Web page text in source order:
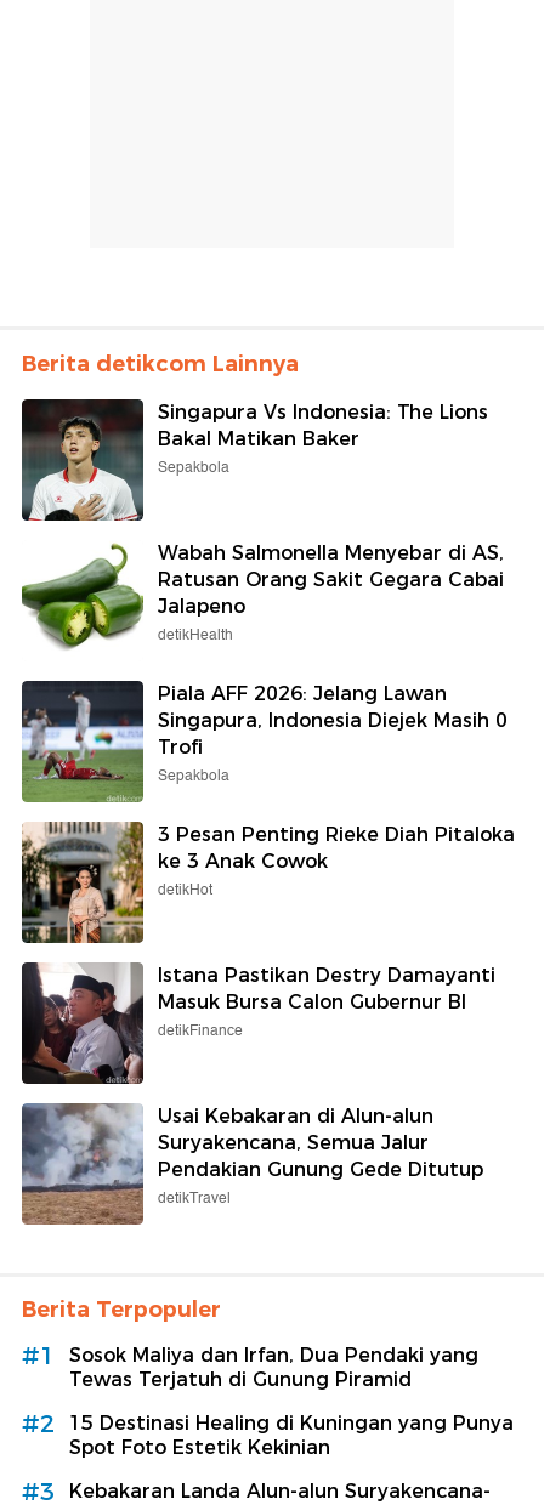
Berita detikcom Lainnya
Singapura Vs Indonesia: The Lions
Bakal Matikan Baker
Sepakbola
Wabah Salmonella Menyebar di AS,
Ratusan Orang Sakit Gegara Cabai
Jalapeno
detikHealth
Piala AFF 2026: Jelang Lawan
Singapura, Indonesia Diejek Masih 0
Trofi
Sepakbola
3 Pesan Penting Rieke Diah Pitaloka
ke 3 Anak Cowok
detikHot
Istana Pastikan Destry Damayanti
Masuk Bursa Calon Gubernur BI
detikFinance
Usai Kebakaran di Alun-alun
Suryakencana, Semua Jalur
Pendakian Gunung Gede Ditutup
detikTravel
Berita Terpopuler
#1
Sosok Maliya dan Irfan, Dua Pendaki yang
Tewas Terjatuh di Gunung Piramid
#2
15 Destinasi Healing di Kuningan yang Punya
Spot Foto Estetik Kekinian
#3
Kebakaran Landa Alun-alun Suryakencana-